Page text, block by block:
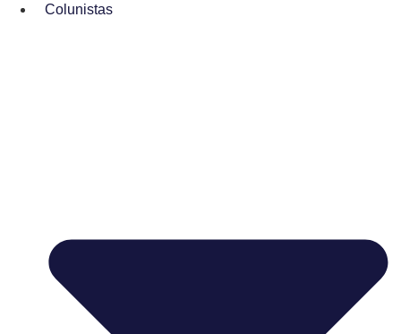
Colunistas